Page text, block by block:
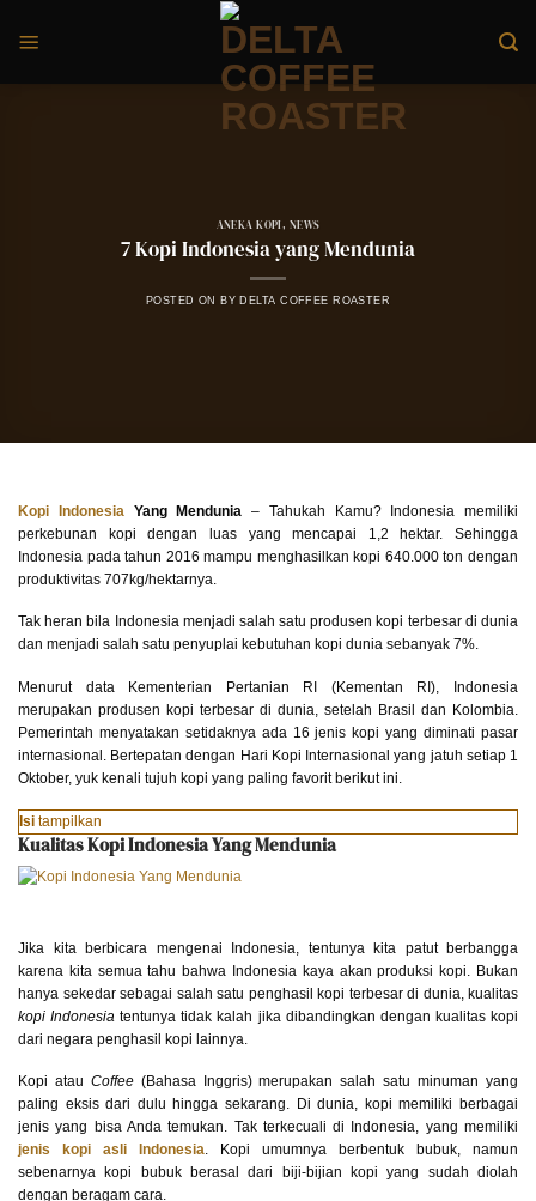
ANEKA KOPI, NEWS
7 Kopi Indonesia yang Mendunia
POSTED ON BY DELTA COFFEE ROASTER
Kopi IndonesiaYang Mendunia – Tahukah Kamu? Indonesia memiliki
perkebunan kopi dengan luas yang mencapai 1,2 hektar. Sehingga
Indonesia pada tahun 2016 mampu menghasilkan kopi 640.000 ton dengan
produktivitas 707kg/hektarnya.
Tak heran bila Indonesia menjadi salah satu produsen kopi terbesar di dunia
dan menjadi salah satu penyuplai kebutuhan kopi dunia sebanyak 7%.
Menurut data Kementerian Pertanian RI (Kementan RI), Indonesia
merupakan produsen kopi terbesar di dunia, setelah Brasil dan Kolombia.
Pemerintah menyatakan setidaknya ada 16 jenis kopi yang diminati pasar
internasional. Bertepatan dengan Hari Kopi Internasional yang jatuh setiap 1
Oktober, yuk kenali tujuh kopi yang paling favorit berikut ini.
Isi tampilkan
Kualitas Kopi Indonesia Yang Mendunia
Jika kita berbicara mengenai Indonesia, tentunya kita patut berbangga
karena kita semua tahu bahwa Indonesia kaya akan produksi kopi. Bukan
hanya sekedar sebagai salah satu penghasil kopi terbesar di dunia, kualitas
kopi Indonesia tentunya tidak kalah jika dibandingkan dengan kualitas kopi
dari negara penghasil kopi lainnya.
Kopi atau Coffee(Bahasa Inggris) merupakan salah satu minuman yang
paling eksis dari dulu hingga sekarang. Di dunia, kopi memiliki berbagai
jenis yang bisa Anda temukan. Tak terkecuali di Indonesia, yang memiliki
jenis kopi asli Indonesia . Kopi umumnya berbentuk bubuk, namun
sebenarnya kopi bubuk berasal dari biji-bijian kopi yang sudah diolah
dengan beragam cara.